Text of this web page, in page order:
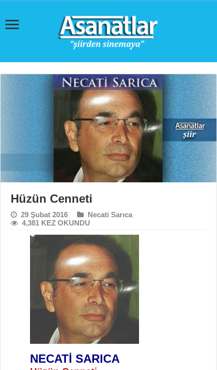
Hüzün Cenneti
29 Şubat 2016
Necati Sarıca
4,381 KEZ OKUNDU
NECATİ SARICA